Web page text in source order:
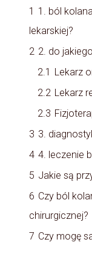
1 1. ból
lekarskiej?
2 2. do
2.1
Lekarz
2.2 Lekarz
2.3
3 3.
4 4. leczenie
5 Jakie są
6 Czy ból
chirurgicznej?
7 Czy mogę